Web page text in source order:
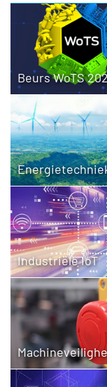
Beurs WoTS
Industriële IoT